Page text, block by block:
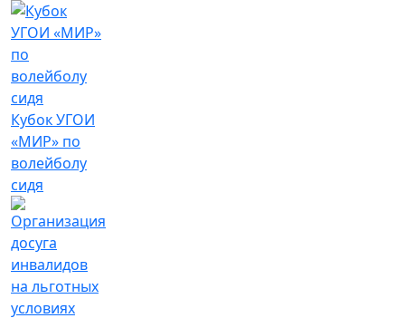
Кубок УГОИ
«МИР» по
волейболу
сидя